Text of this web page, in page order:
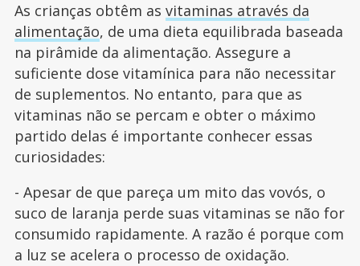
As crianças obtêm as vitaminas através da
alimentação, de uma dieta equilibrada baseada
na pirâmide da alimentação. Assegure a
suficiente dose vitamínica para não necessitar
de suplementos. No entanto, para que as
vitaminas não se percam e obter o máximo
partido delas é importante conhecer essas
curiosidades:
- Apesar de que pareça um mito das vovós, o
suco de laranja perde suas vitaminas se não for
consumido rapidamente. A razão é porque com
a luz se acelera o processo de oxidação.